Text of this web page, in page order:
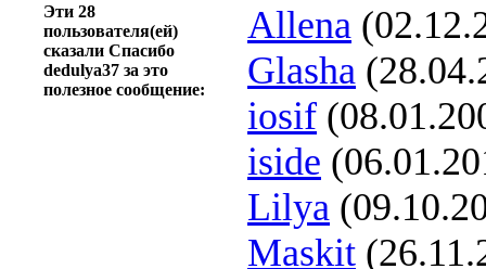
Эти 28
пользователя(ей)
сказали Спасибо
dedulya37 за это
полезное сообщение:
Allena
Glasha
iosif
iside
Lilya
Maskit